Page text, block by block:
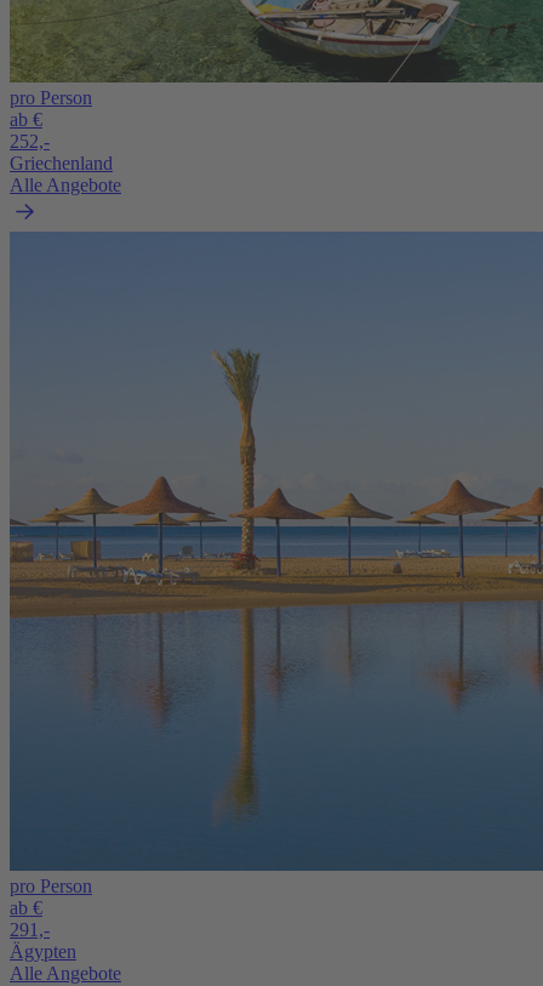
pro Person
ab €
252,-
Griechenland
Alle Angebote
pro Person
ab €
291,-
Ägypten
Alle Angebote